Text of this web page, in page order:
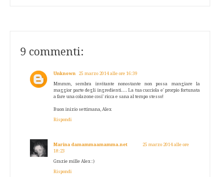
9 commenti:
Unknown 25 marzo 2014 alle ore 16:39
Mmmm, sembra invitante nonostante non possa mangiare la
maggior parte degli ingredienti.... La tua cucciola e' prorpio fortunata
a fare una colazone cosi' ricca e sana al tempo stesso!
Buon inizio settimana, Alex
Rispondi
Marina damammaamamma.net
25 marzo 2014 alle ore
18:23
Grazie mille Alex :)
Rispondi